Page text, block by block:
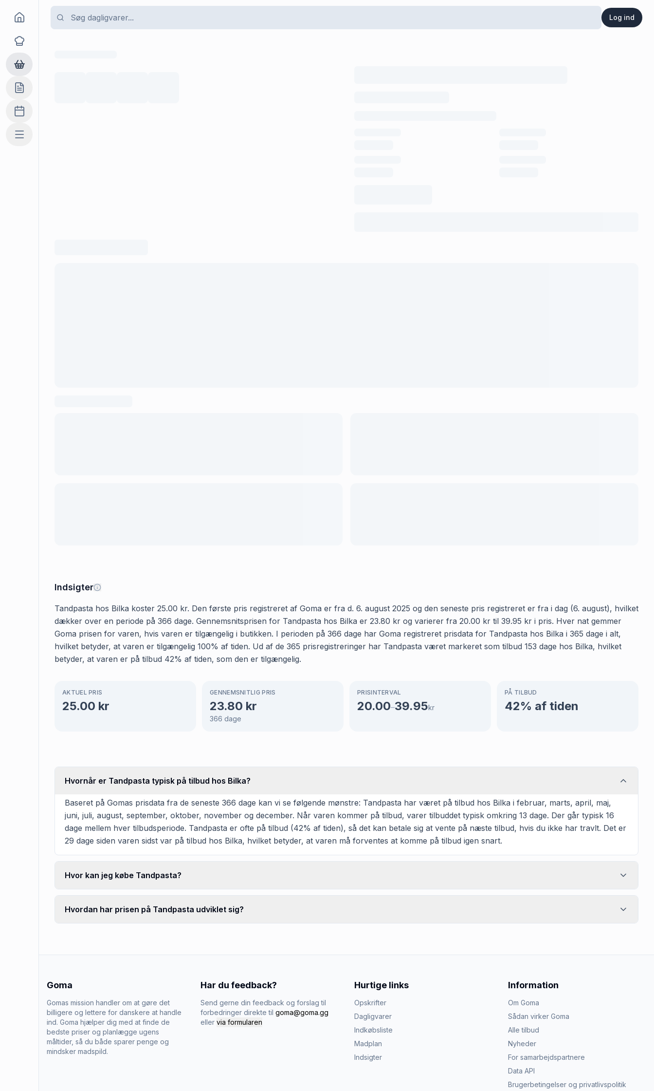
Log ind
Goma
Opskrifter
Dagligvarer
Indkøbslisten
Madplan
Mere
Indsigter
Tandpasta hos Bilka koster 25.00 kr. Den første pris registreret af Goma er fra d. 6. august 2025 og den seneste pris registreret er fra i dag (6. august), hvilket
dækker over en periode på 366 dage. Gennemsnitsprisen for Tandpasta hos Bilka er 23.80 kr og varierer fra 20.00 kr til 39.95 kr i pris. Hver nat gemmer
Goma prisen for varen, hvis varen er tilgængelig i butikken. I perioden på 366 dage har Goma registreret prisdata for Tandpasta hos Bilka i 365 dage i alt,
hvilket betyder, at varen er tilgængelig 100% af tiden. Ud af de 365 prisregistreringer har Tandpasta været markeret som tilbud 153 dage hos Bilka, hvilket
betyder, at varen er på tilbud 42% af tiden, som den er tilgængelig.
AKTUEL PRIS
25.00 kr
GENNEMSNITLIG PRIS
23.80 kr
366 dage
PRISINTERVAL
20.00–39.95kr
PÅ TILBUD
42% af tiden
Hvornår er Tandpasta typisk på tilbud hos Bilka?
Baseret på Gomas prisdata fra de seneste 366 dage kan vi se følgende mønstre: Tandpasta har været på tilbud hos Bilka i februar, marts, april, maj,
juni, juli, august, september, oktober, november og december. Når varen kommer på tilbud, varer tilbuddet typisk omkring 13 dage. Der går typisk 16
dage mellem hver tilbudsperiode. Tandpasta er ofte på tilbud (42% af tiden), så det kan betale sig at vente på næste tilbud, hvis du ikke har travlt. Det er
29 dage siden varen sidst var på tilbud hos Bilka, hvilket betyder, at varen må forventes at komme på tilbud igen snart.
Hvor kan jeg købe Tandpasta?
Hvordan har prisen på Tandpasta udviklet sig?
Goma
Gomas mission handler om at gøre det
billigere og lettere for danskere at handle
ind. Goma hjælper dig med at finde de
bedste priser og planlægge ugens
måltider, så du både sparer penge og
mindsker madspild.
Har du feedback?
Send gerne din feedback og forslag til
forbedringer direkte til goma@goma.gg
eller via formularen
Hurtige links
Opskrifter
Dagligvarer
Indkøbsliste
Madplan
Indsigter
Information
Om Goma
Sådan virker Goma
Alle tilbud
Nyheder
For samarbejdspartnere
Data API
Brugerbetingelser og privatlivspolitik